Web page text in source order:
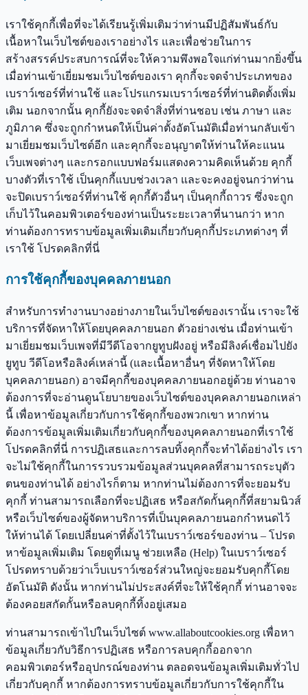
เราใช้คุกกี้เพื่อที่จะได้เรียนรู้เพิ่มเติมว่าท่านมีปฏิสัมพันธ์กับ
เนื้อหาในเว็บไซต์ของเราอย่างไร และเพื่อช่วยในการ
สร้างสรรค์ประสบการณ์ที่จะให้ความพึงพอใจแก่ท่านมากยิ่งขึ้น
เมื่อท่านเข้าเยี่ยมชมเว็บไซต์ของเรา คุกกี้จะจดจำประเภทของ
เบราว์เซอร์ที่ท่านใช้ และโปรแกรมเบราว์เซอร์ที่ท่านติดตั้งเพิ่ม
เติม นอกจากนั้น คุกกี้ยังจะจดจำสิ่งที่ท่านชอบ เช่น ภาษา และ
ภูมิภาค ซึ่งจะถูกกำหนดให้เป็นค่าตั้งอัตโนมัติเมื่อท่านกลับเข้า
มาเยี่ยมชมเว็บไซต์อีก และคุกกี้จะอนุญาตให้ท่านให้คะแนน
เว็บเพจต่างๆ และกรอกแบบฟอร์มแสดงความคิดเห็นด้วย คุกกี้
บางตัวที่เราใช้ เป็นคุกกี้แบบช่วงเวลา และจะคงอยู่จนกว่าท่าน
จะปิดเบราว์เซอร์ที่ท่านใช้ คุกกี้ตัวอื่นๆ เป็นคุกกี้ถาวร ซึ่งจะถูก
เก็บไว้ในคอมพิวเตอร์ของท่านเป็นระยะเวลาที่นานกว่า หาก
ท่านต้องการทราบข้อมูลเพิ่มเติมเกี่ยวกับคุกกี้ประเภทต่างๆ ที่
เราใช้ โปรดคลิกที่นี่
การใช้คุกกี้ของบุคคลภายนอก
สำหรับการทำงานบางอย่างภายในเว็บไซต์ของเรานั้น เราจะใช้
บริการที่จัดหาให้โดยบุคคลภายนอก ตัวอย่างเช่น เมื่อท่านเข้า
มาเยี่ยมชมเว็บเพจที่มีวีดีโอจากยูทูบฝังอยู่ หรือมีลิงค์เชื่อมไปยัง
ยูทูบ วีดีโอหรือลิงค์เหล่านี้ (และเนื้อหาอื่นๆ ที่จัดหาให้โดย
บุคคลภายนอก) อาจมีคุกกี้ของบุคคลภายนอกอยู่ด้วย ท่านอาจ
ต้องการที่จะอ่านดูนโยบายของเว็บไซต์ของบุคคลภายนอกเหล่า
นี้ เพื่อหาข้อมูลเกี่ยวกับการใช้คุกกี้ของพวกเขา หากท่าน
ต้องการข้อมูลเพิ่มเติมเกี่ยวกับคุกกี้ของบุคคลภายนอกที่เราใช้
โปรดคลิกที่นี่ การปฏิเสธและการลบทิ้งคุกกี้จะทำได้อย่างไร เรา
จะไม่ใช้คุกกี้ในการรวบรวมข้อมูลส่วนบุคคลที่สามารถระบุตัว
ตนของท่านได้ อย่างไรก็ตาม หากท่านไม่ต้องการที่จะยอมรับ
คุกกี้ ท่านสามารถเลือกที่จะปฏิเสธ หรือสกัดกั้นคุกกี้ที่สยามนิวส์
หรือเว็บไซต์ของผู้จัดหาบริการที่เป็นบุคคลภายนอกกำหนดไว้
ให้ท่านได้ โดยเปลี่ยนค่าที่ตั้งไว้ในเบราว์เซอร์ของท่าน – โปรด
หาข้อมูลเพิ่มเติม โดยดูที่เมนู ช่วยเหลือ (Help) ในเบราว์เซอร์
โปรดทราบด้วยว่าเว็บเบราว์เซอร์ส่วนใหญ่จะยอมรับคุกกี้โดย
อัตโนมัติ ดังนั้น หากท่านไม่ประสงค์ที่จะให้ใช้คุกกี้ ท่านอาจจะ
ต้องคอยสกัดกั้นหรือลบคุกกี้ทิ้งอยู่เสมอ
ท่านสามารถเข้าไปในเว็บไซต์ www.allaboutcookies.org เพื่อหา
ข้อมูลเกี่ยวกับวิธีการปฏิเสธ หรือการลบคุกกี้ออกจาก
คอมพิวเตอร์หรืออุปกรณ์ของท่าน ตลอดจนข้อมูลเพิ่มเติมทั่วไป
เกี่ยวกับคุกกี้ หากต้องการทราบข้อมูลเกี่ยวกับการใช้คุกกี้ใน